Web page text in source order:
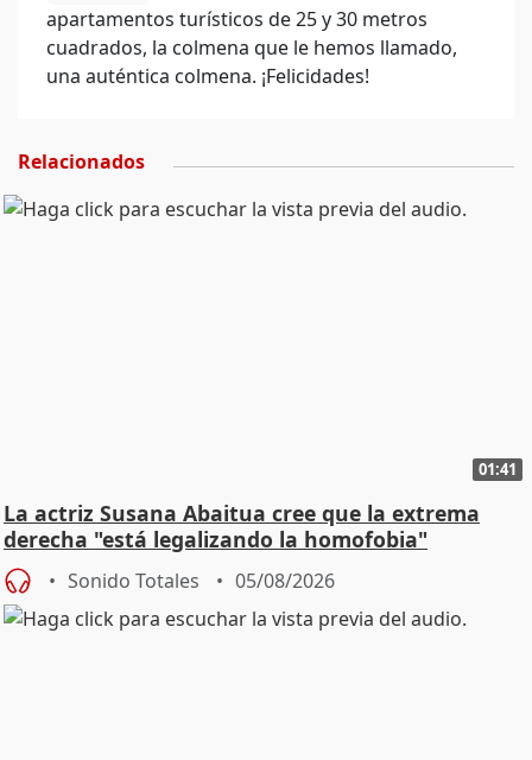
apartamentos turísticos de 25 y 30 metros
cuadrados, la colmena que le hemos llamado,
una auténtica colmena. ¡Felicidades!
Relacionados
01:41
La actriz Susana Abaitua cree que la extrema
derecha "está legalizando la homofobia"
Sonido Totales 05/08/2026